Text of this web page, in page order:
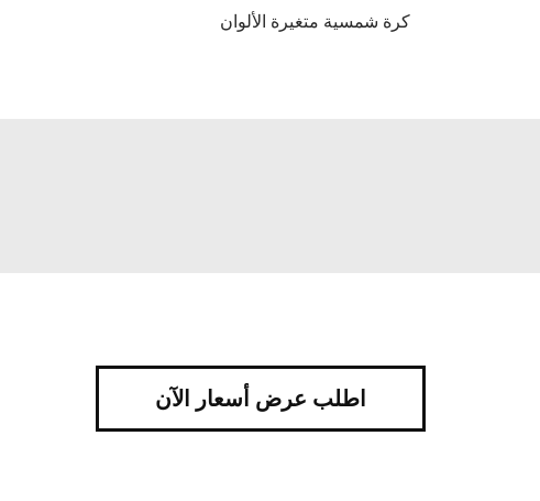
كرة شمسية متغيرة الألوان
اطلب عرض أسعار الآن